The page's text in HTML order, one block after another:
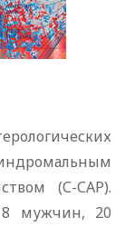
(С-САР).
мужчин, 20